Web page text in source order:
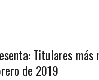
Titulares
de 2019